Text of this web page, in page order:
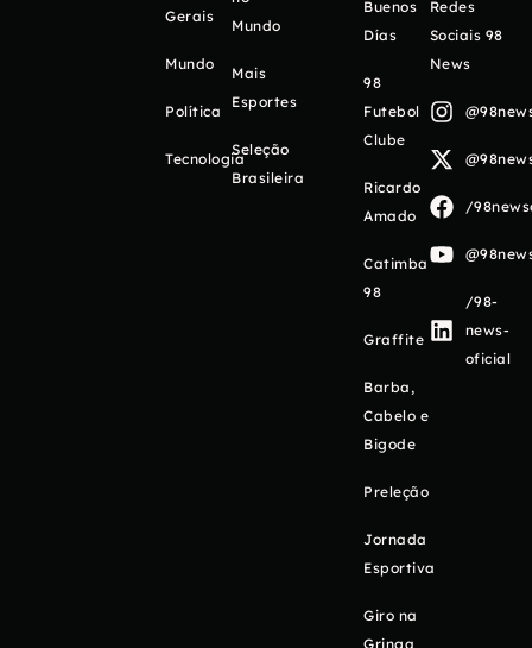
Gerais
Mundo
Política
Tecnologia
Mundo
Mais
Esportes
Seleção
Brasileira
Buenos
Días
98
Futebol
Clube
Ricardo
Amado
Catimba
98
Graffite
Barba,
Cabelo e
Bigode
Preleção
Jornada
Esportiva
Giro na
Gringa
Redes
Sociais 98
News
/
/98-
news-
oficial